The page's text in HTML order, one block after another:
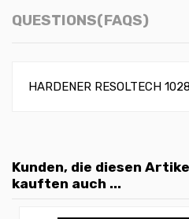
QUESTIONS(FAQS)
HARDENER RESOLTECH
Kunden, die diesen
kauften auch ...